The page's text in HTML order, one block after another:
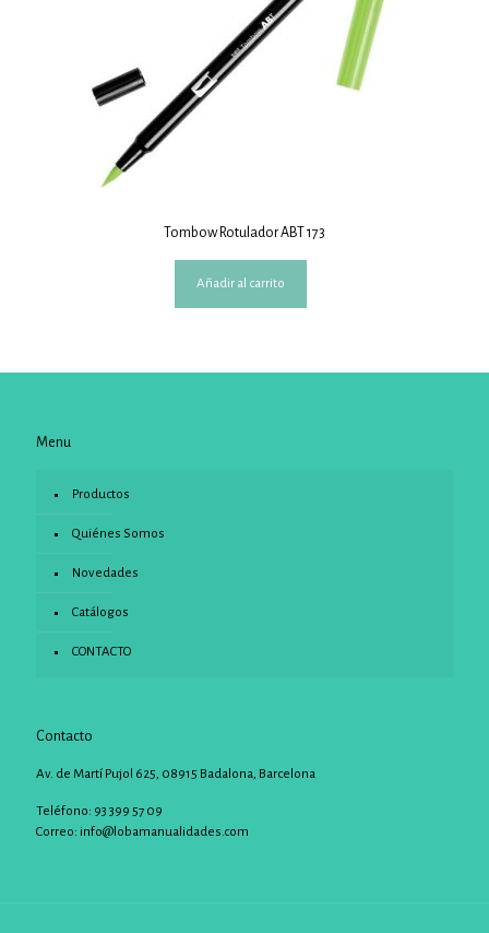
Tombow Rotulador ABT 173
Añadir al carrito
Menu
Productos
Quiénes Somos
Novedades
Catálogos
CONTACTO
Contacto
Av. de Martí Pujol 625, 08915 Badalona, Barcelona
Teléfono: 93 399 57 09
Correo: info@lobamanualidades.com